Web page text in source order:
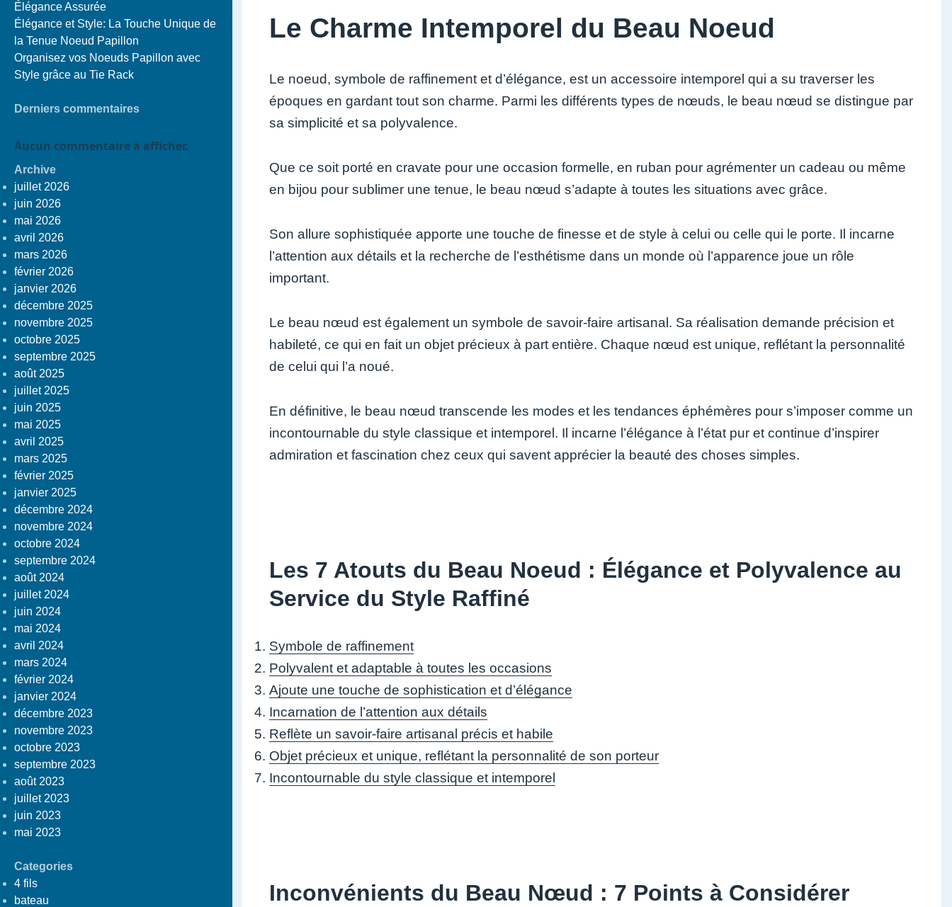
Élégance Assurée
Élégance et Style: La Touche Unique de
la Tenue Noeud Papillon
Organisez vos Noeuds Papillon avec
Style grâce au Tie Rack
Derniers commentaires
Aucun commentaire à afficher.
Archive
juillet 2026
juin 2026
mai 2026
avril 2026
mars 2026
février 2026
janvier 2026
décembre 2025
novembre 2025
octobre 2025
septembre 2025
août 2025
juillet 2025
juin 2025
mai 2025
avril 2025
mars 2025
février 2025
janvier 2025
décembre 2024
novembre 2024
octobre 2024
septembre 2024
août 2024
juillet 2024
juin 2024
mai 2024
avril 2024
mars 2024
février 2024
janvier 2024
décembre 2023
novembre 2023
octobre 2023
septembre 2023
août 2023
juillet 2023
juin 2023
mai 2023
Categories
4 fils
bateau
Le Charme Intemporel du Beau Noeud
Le noeud, symbole de raffinement et d’élégance, est un accessoire intemporel qui a su traverser les
époques en gardant tout son charme. Parmi les différents types de nœuds, le beau nœud se distingue par
sa simplicité et sa polyvalence.
Que ce soit porté en cravate pour une occasion formelle, en ruban pour agrémenter un cadeau ou même
en bijou pour sublimer une tenue, le beau nœud s’adapte à toutes les situations avec grâce.
Son allure sophistiquée apporte une touche de finesse et de style à celui ou celle qui le porte. Il incarne
l’attention aux détails et la recherche de l’esthétisme dans un monde où l’apparence joue un rôle
important.
Le beau nœud est également un symbole de savoir-faire artisanal. Sa réalisation demande précision et
habileté, ce qui en fait un objet précieux à part entière. Chaque nœud est unique, reflétant la personnalité
de celui qui l’a noué.
En définitive, le beau nœud transcende les modes et les tendances éphémères pour s’imposer comme un
incontournable du style classique et intemporel. Il incarne l’élégance à l’état pur et continue d’inspirer
admiration et fascination chez ceux qui savent apprécier la beauté des choses simples.
Les 7 Atouts du Beau Noeud : Élégance et Polyvalence au
Service du Style Raffiné
Symbole de raffinement
Polyvalent et adaptable à toutes les occasions
Ajoute une touche de sophistication et d’élégance
Incarnation de l’attention aux détails
Reflète un savoir-faire artisanal précis et habile
Objet précieux et unique, reflétant la personnalité de son porteur
Incontournable du style classique et intemporel
Inconvénients du Beau Nœud : 7 Points à Considérer